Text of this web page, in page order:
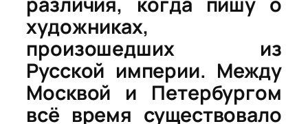
художниках,
произошедших из
Русской империи. Между
Москвой и Петербургом
всё время существовало